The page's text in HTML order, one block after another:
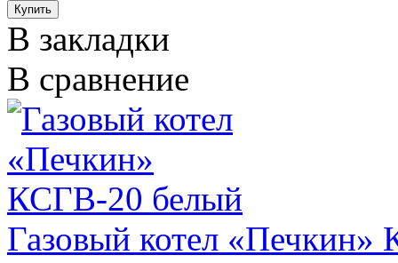
В закладки
В сравнение
Газовый котел